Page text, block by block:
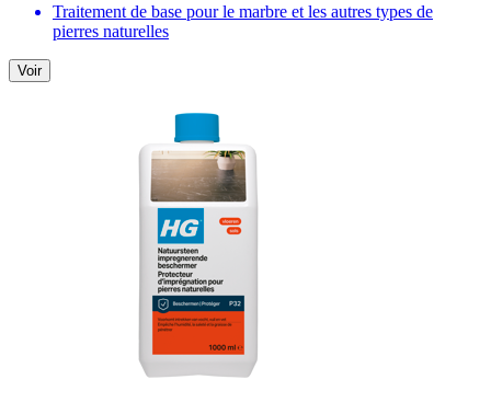
Traitement de base pour le marbre et les autres types de
pierres naturelles
Voir